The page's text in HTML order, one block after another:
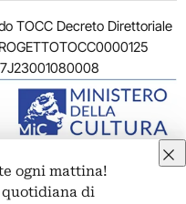
TOCC Decreto Direttoriale
Emanuele II, 287 –
ogni mattina!
di